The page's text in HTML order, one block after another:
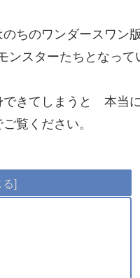
のワンダースワン
スターたちとなって
できてしまうと 本当
覧ください。